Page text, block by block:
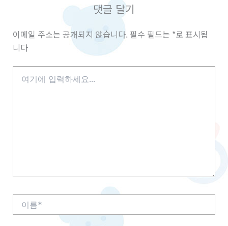
댓글 달기
이메일 주소는 공개되지 않습니다. 필수 필드는 *로 표시됩
니다